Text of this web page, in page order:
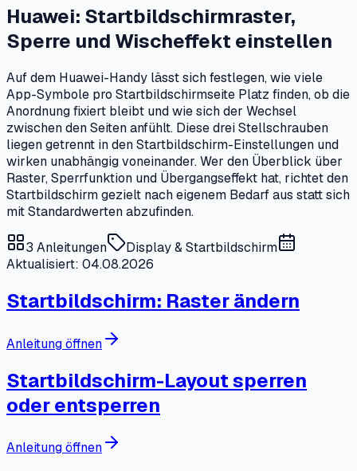
Huawei: Startbildschirmraster,
Sperre und Wischeffekt einstellen
Auf dem Huawei-Handy lässt sich festlegen, wie viele
App-Symbole pro Startbildschirmseite Platz finden, ob die
Anordnung fixiert bleibt und wie sich der Wechsel
zwischen den Seiten anfühlt. Diese drei Stellschrauben
liegen getrennt in den Startbildschirm-Einstellungen und
wirken unabhängig voneinander. Wer den Überblick über
Raster, Sperrfunktion und Übergangseffekt hat, richtet den
Startbildschirm gezielt nach eigenem Bedarf aus statt sich
mit Standardwerten abzufinden.
3 Anleitungen
Display & Startbildschirm
Aktualisiert: 04.08.2026
Startbildschirm: Raster ändern
Anleitung öffnen
Startbildschirm-Layout sperren
oder entsperren
Anleitung öffnen